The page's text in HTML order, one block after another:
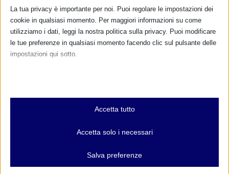
CALENDARIO EVENTI
La tua privacy è importante per noi. Puoi regolare le impostazioni dei
cookie in qualsiasi momento. Per maggiori informazioni su come
utilizziamo i dati, leggi la nostra politica sulla privacy. Puoi modificare
le tue preferenze in qualsiasi momento facendo clic sul pulsante delle
impostazioni qui sotto.
Essenziali
I cookie e i servizi essenziali abilitano le funzioni di base e sono
e servizi non richiedono il consenso dell'utente secondo il GDPR.
Analitici
Accetta tutto
Accetta solo i necessari
Salva preferenze